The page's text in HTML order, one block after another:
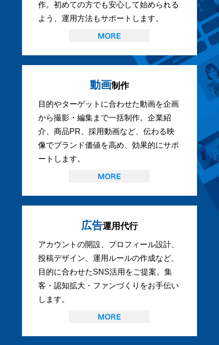
作。初めての方でも安心して始められる
よう、運用方法もサポートします。
動画制作
目的やターゲットに合わせた動画を企画
から撮影・編集まで一括制作。企業紹
介、商品PR、採用動画など、伝わる映
像でブランド価値を高め、効果的にサポ
ートします。
広告運用代行
アカウントの開設、プロフィール設計、
投稿デザイン、運用ルールの作成など、
目的に合わせたSNS活用をご提案。集
客・認知拡大・ファンづくりをお手伝い
します。